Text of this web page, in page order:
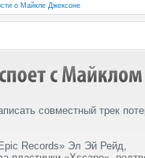
о Майкле Джексоне
совместный трек
Records» Эл Эй Рейд,